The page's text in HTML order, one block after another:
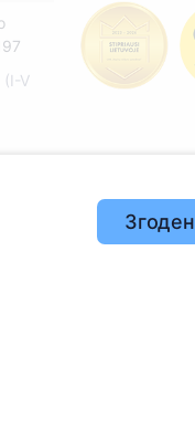
(I-V
Згоден